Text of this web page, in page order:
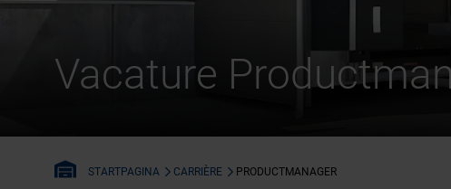
Vacature
STARTPAGINA CARRIÈRE PRODUCTMANAGER